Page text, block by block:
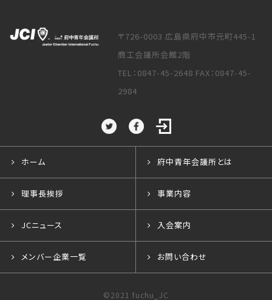
〒726-0003 広島県府中市元町445-1
商工会議所会館2階
TEL：0847-45-2648 FAX：0847-45-
2984
ホーム 府中青年会議所とは
理事長挨拶 事業内容
JCニュース 入会案内
メンバー企業一覧 お問い合わせ
©2021 fuchu_JC